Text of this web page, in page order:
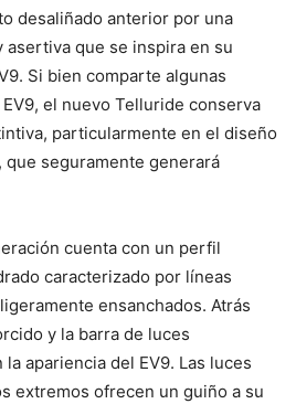
desaliñado anterior por una
asertiva que se inspira en su
Si bien comparte algunas
el nuevo Telluride conserva
particularmente en el diseño
seguramente generará
cuenta con un perfil
caracterizado por líneas
ensanchados. Atrás
y la barra de luces
apariencia del EV9. Las luces
extremos ofrecen un guiño a su